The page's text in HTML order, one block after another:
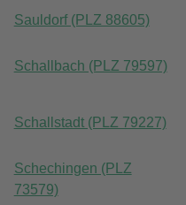
Sauldorf (PLZ 88605)
Schallbach (PLZ 79597)
Schallstadt (PLZ 79227)
Schechingen (PLZ
73579)